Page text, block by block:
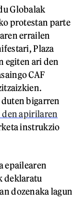
Globalak
protestan parte
errailen
Plaza
egiten ari den
CAF
bigarren
den apirilaren
instrukzio
epailearen
deklaratu
dozenaka lagun